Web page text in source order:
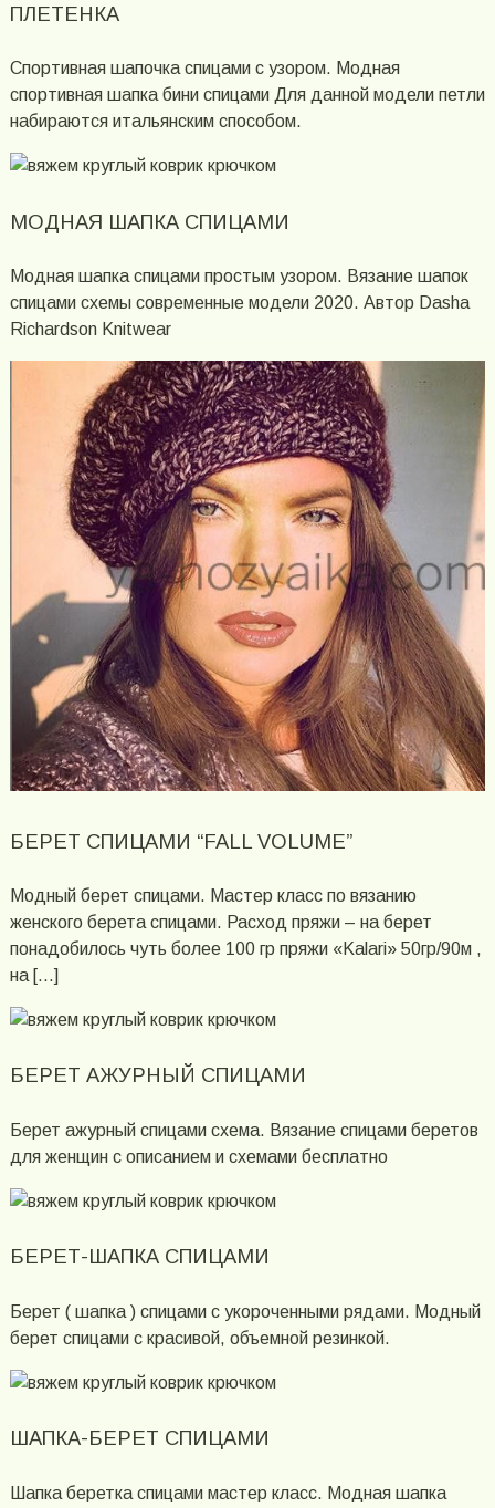
ПЛЕТЕНКА
Спортивная шапочка спицами с узором. Модная
спортивная шапка бини спицами Для данной модели петли
набираются итальянским способом.
МОДНАЯ ШАПКА СПИЦАМИ
Модная шапка спицами простым узором. Вязание шапок
спицами схемы современные модели 2020. Автор Dasha
Richardson Knitwear
БЕРЕТ СПИЦАМИ “FALL VOLUME”
Модный берет спицами. Мастер класс по вязанию
женского берета спицами. Расход пряжи – на берет
понадобилось чуть более 100 гр пряжи «Kalari» 50гр/90м ,
на […]
БЕРЕТ АЖУРНЫЙ СПИЦАМИ
Берет ажурный спицами схема. Вязание спицами беретов
для женщин с описанием и схемами бесплатно
БЕРЕТ-ШАПКА СПИЦАМИ
Берет ( шапка ) спицами с укороченными рядами. Модный
берет спицами с красивой, объемной резинкой.
ШАПКА-БЕРЕТ СПИЦАМИ
Шапка беретка спицами мастер класс. Модная шапка